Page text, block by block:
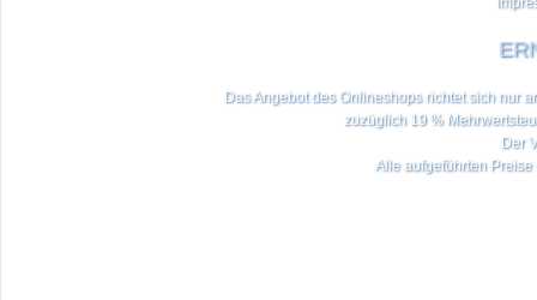
Das Angebot des Onlineshops richtet sich nur
zuzüglich 19 %
Der
Alle aufgeführten